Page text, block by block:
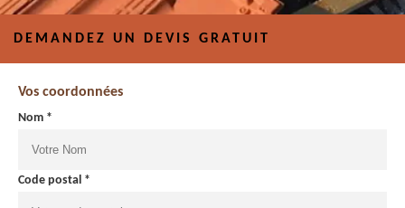
DEMANDEZ UN DEVIS GRATUIT
Vos coordonnées
Nom *
Code postal *